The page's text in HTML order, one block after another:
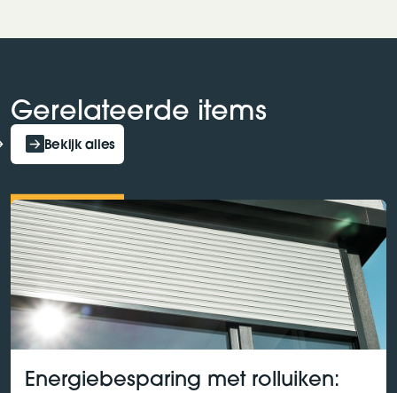
Gerelateerde items
Bekijk alles
Energiebesparing met rolluiken: